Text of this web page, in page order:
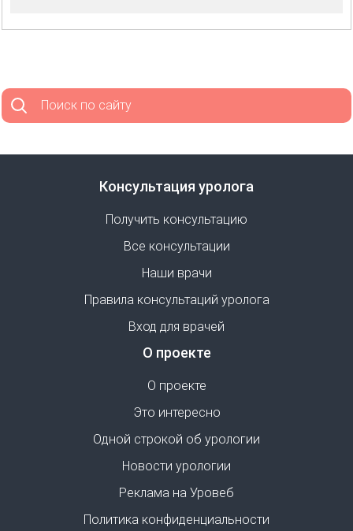
Поиск по сайту
Консультация уролога
Получить консультацию
Все консультации
Наши врачи
Правила консультаций уролога
Вход для врачей
О проекте
О проекте
Это интересно
Одной строкой об урологии
Новости урологии
Реклама на Уровеб
Политика конфиденциальности